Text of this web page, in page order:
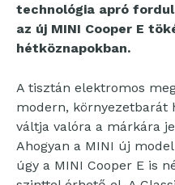
technológia apró
az új MINI Cooper E
hétköznapokban.
A tisztán elektromos
modern, környezetbarát
váltja valóra a márkára
Ahogyan a MINI új
úgy a MINI Cooper E is